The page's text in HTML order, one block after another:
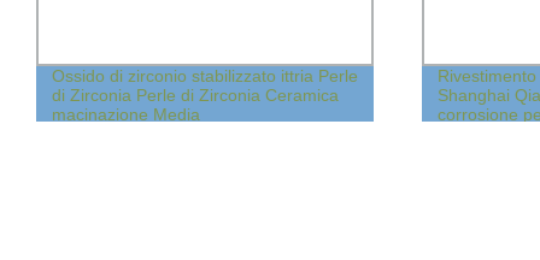
Ossido di zirconio stabilizzato ittria Perle
di Zirconia Perle di Zirconia Ceramica
macinazione Media
Shanghai
corrosione